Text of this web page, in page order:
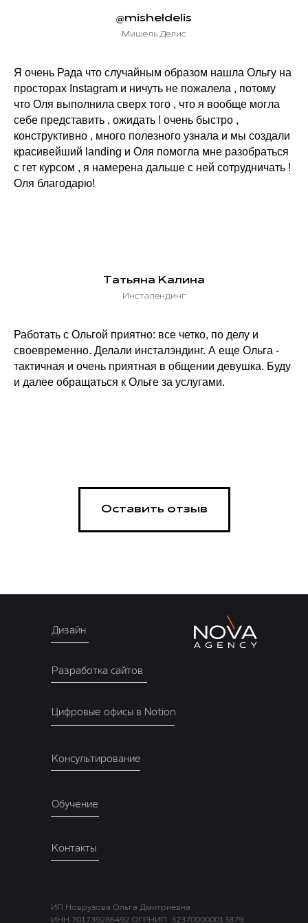
@misheldelis
Мишель Делис
Я очень Рада что случайным образом нашла Ольгу на
просторах Instagram и ничуть не пожалела , потому
что Оля выполнила сверх того , что я вообще могла
себе представить , ожидать ! очень быстро ,
конструктивно , много полезного узнала и мы создали
красивейший landing и Оля помогла мне разобраться
с гет курсом , я намерена дальше с ней сотрудничать !
Оля благодарю!
Татьяна Калина
Инсталендинг
Работать с Ольгой приятно: все четко, по делу и
своевременно. Делали инсталэндинг. А еще Ольга -
тактичная и очень приятная в общении девушка. Буду
и далее обращаться к Ольге за услугами.
Оставить отзыв
Дизайн
Цифровые офисы в Notion
Разработка сайтов
Обучение
Контакты
ИП Новрузова Ольга Дмитриевна
ИНН 701739286492 ОГРНИП 323700000013879
Консультирование